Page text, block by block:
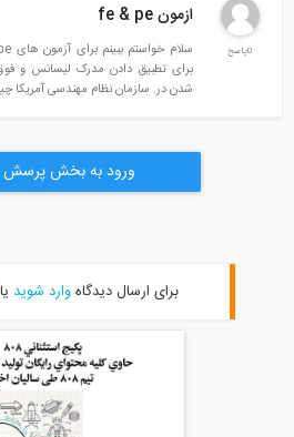
ازمون fe & pe
برای تطبیق دادن مدرک لیسانس و
شدن در. سازمان نظام مهندسی آمریکا
ورود به بخش پرسش
برای ارسال دیدگاهوارد شویدیا